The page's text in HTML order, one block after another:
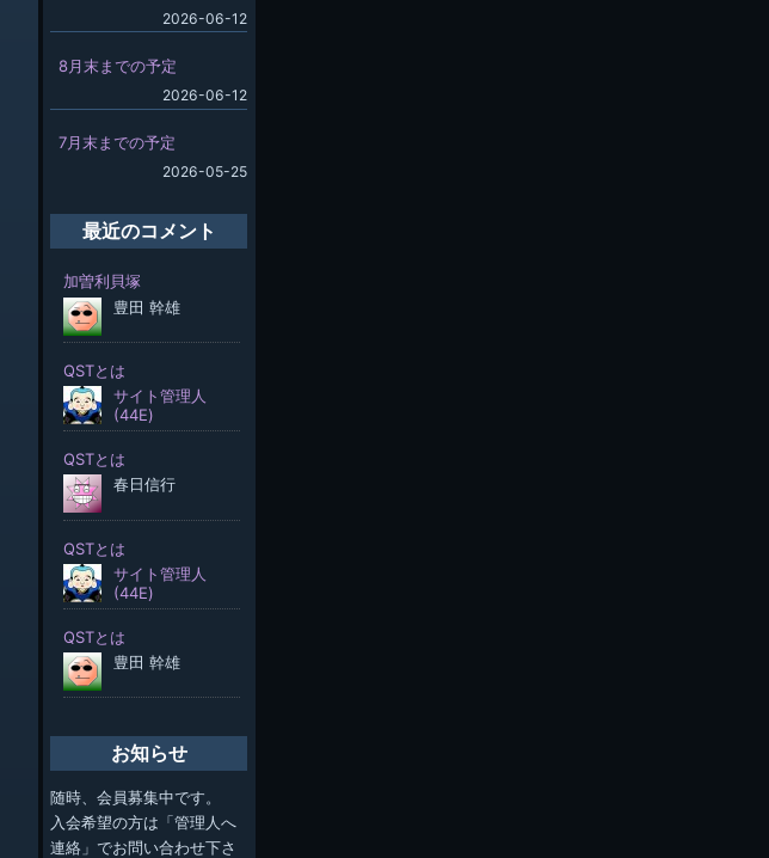
2026-06-12
8月末までの予定
2026-06-12
7月末までの予定
2026-05-25
最近のコメント
お知らせ
随時、会員募集中です。
入会希望の方は「管理人へ
連絡」でお問い合わせ下さ